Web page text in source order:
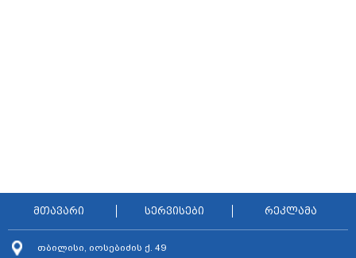
მთავარი სერვისები რეკლამა
თბილისი, იოსებიძის ქ. 49